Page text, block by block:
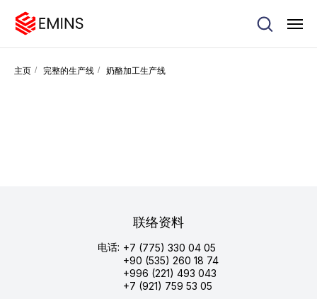
主页 / 完整的生产线 / 奶酪加工生产线
+7 (775) 330 04 05
+90 (535) 260 18 74
+996 (221) 493 043
+7 (921) 759 53 05
电话:
联络资料